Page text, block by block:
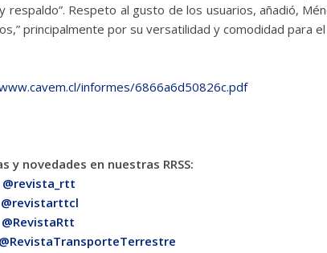
respaldo”. Respeto al gusto de los usuarios, añadió,
principalmente por su versatilidad y comodidad para el
informes/6866a6d50826c.pdf
y novedades en nuestras RRSS:
@revista_rtt
@revistarttcl
@RevistaRtt
@RevistaTransporteTerrestre